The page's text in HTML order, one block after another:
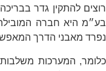
רוצים להתקין גדר
בע״מ היא חברה
נפרד מאבני הדרך
כלומר, המערכות משלבות